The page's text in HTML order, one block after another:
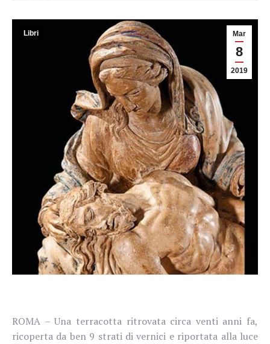
Mar
8
2019
Libri
ROMA – Una terracotta ritrovata circa venti anni fa,
ricoperta da ben 9 strati di vernici e riportata alla luce